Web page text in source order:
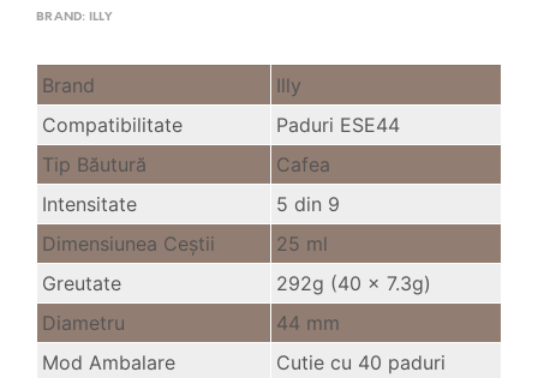
BRAND: ILLY
Brand
Illy
Compatibilitate
Paduri ESE44
Tip Băutură
Cafea
Intensitate
5 din 9
Dimensiunea Ceştii
25 ml
Greutate
292g (40 x 7.3g)
Diametru
44 mm
Mod Ambalare
Cutie cu 40 paduri